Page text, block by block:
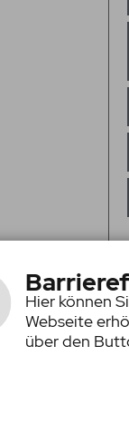
Hier können
Webseite
über den